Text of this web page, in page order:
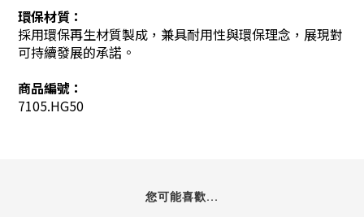
環保材質：
採用環保再生材質製成，兼具耐用性與環保理念，展現對
可持續發展的承諾。
商品編號：
7105.HG50
您可能喜歡...